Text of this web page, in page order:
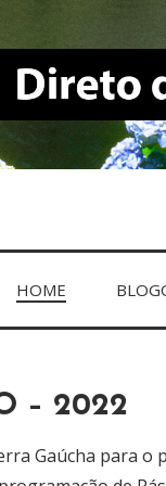
HOME
– 2022
Gaúcha para o